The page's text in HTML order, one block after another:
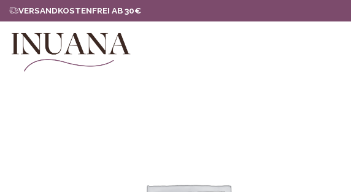
Zum
springen
VERSANDKOSTENFREI AB 30€